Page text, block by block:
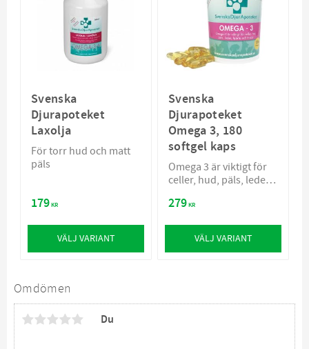
Omdömen
Du
Svenska
Djurapoteket
Laxolja
För torr hud och matt
päls
179KR
VÄLJ VARIANT
Svenska
Djurapoteket
Omega 3, 180
softgel kaps
Omega 3 är viktigt för
celler, hud, päls, leder,
279KR
VÄLJ VARIANT